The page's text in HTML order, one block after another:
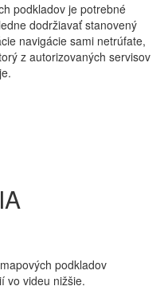
podkladov je potrebné
dodržiavať stanovený
navigácie sami netrúfate,
z autorizovaných servisov
podkladov
vo videu nižšie.